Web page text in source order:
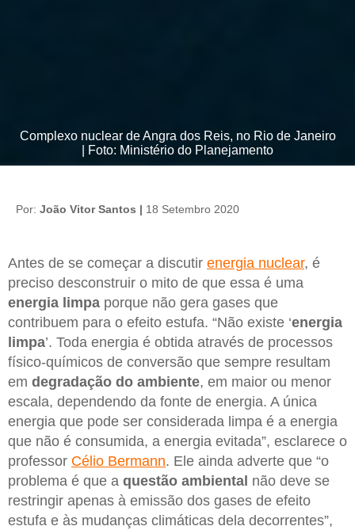
Complexo nuclear de Angra dos Reis, no Rio de Janeiro
| Foto: Ministério do Planejamento
Por: João Vitor Santos | 18 Setembro 2020
Antes de se começar a discutir energia nuclear, é
preciso desconstruir o mito de que essa é uma
energia limpa porque não gera gases que
contribuem para o efeito estufa. “Não existe ‘energia
limpa’. Toda energia é obtida através de processos
físico-químicos de conversão que sempre resultam
em degradação do ambiente, em maior ou menor
escala, dependendo da fonte de energia. A única
energia que pode ser considerada limpa é a energia
que não é consumida, a energia evitada”, esclarece o
professor Célio Bermann. Ele ainda adverte que “o
problema é que a questão ambiental não deve se
restringir apenas à emissão dos gases de efeito
estufa e às mudanças climáticas dela decorrentes”,